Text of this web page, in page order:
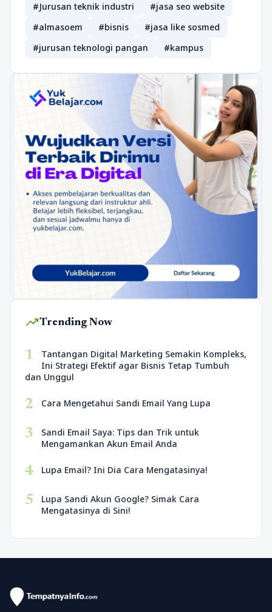
#Jurusan teknik industri
#jasa seo website
#almasoem
#bisnis
#jasa like sosmed
#jurusan teknologi pangan
#kampus
trending_upTrending Now
1
Tantangan Digital Marketing Semakin Kompleks,
Ini Strategi Efektif agar Bisnis Tetap Tumbuh
dan Unggul
2 Cara Mengetahui Sandi Email Yang Lupa
3
Sandi Email Saya: Tips dan Trik untuk
Mengamankan Akun Email Anda
4 Lupa Email? Ini Dia Cara Mengatasinya!
5
Lupa Sandi Akun Google? Simak Cara
Mengatasinya di Sini!